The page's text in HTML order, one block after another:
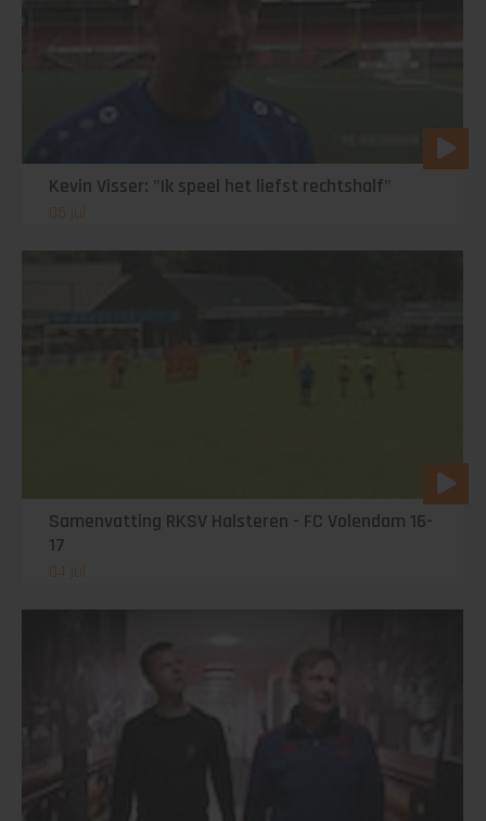
Kevin Visser: "Ik speel het liefst rechtshalf"
05 jul
Samenvatting RKSV Halsteren - FC Volendam 16-
17
04 jul